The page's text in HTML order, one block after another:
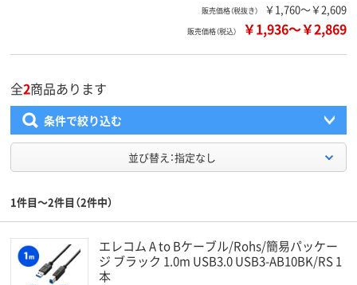
販売価格（税抜き） ￥1,760～￥2,609
販売価格（税込） ￥1,936～￥2,869
全2商品あります
条件で絞り込む
並び替え：指定なし
1件目～2件目（2件中）
エレコム A to Bケーブル/Rohs/簡易パッケー
ジ ブラック 1.0m USB3.0 USB3-AB10BK/RS 1
本